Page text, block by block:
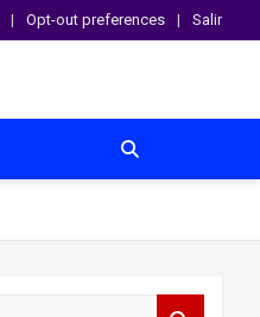
Opt-out preferences Salir